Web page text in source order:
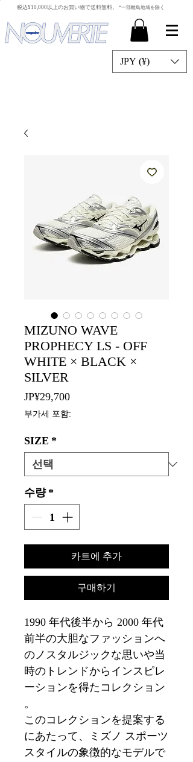
​税込¥10,000以上のお買い物で送料無料。 *一部離島地域を除く
JPY (¥)
MIZUNO WAVE
PROPHECY LS - OFF
WHITE × BLACK ×
SILVER
JP¥29,700가
격
부가세 포함:
SIZE *
수량 *
카트에 추가
구매하기
1990 年代後半から 2000 年代
前半の大胆なファッションへ
のノスタルジックな思いや当
時のトレンドからインスピレ
ーションを得たコレクション
。
このコレクションを提案する
にあたって、ミズノ スポーツ
スタイルの象徴的なモデルで